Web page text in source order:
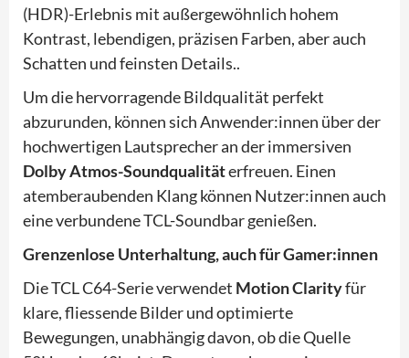
(HDR)-Erlebnis mit außergewöhnlich hohem
Kontrast, lebendigen, präzisen Farben, aber auch
Schatten und feinsten Details..
Um die hervorragende Bildqualität perfekt
abzurunden, können sich Anwender:innen über der
hochwertigen Lautsprecher an der immersiven
Dolby Atmos-Soundqualitäterfreuen. Einen
atemberaubenden Klang können Nutzer:innen auch
eine verbundene TCL-Soundbar genießen.
Grenzenlose Unterhaltung, auch für Gamer:innen
Die TCL C64-Serie verwendet Motion Clarityfür
klare, fliessende Bilder und optimierte
Bewegungen, unabhängig davon, ob die Quelle